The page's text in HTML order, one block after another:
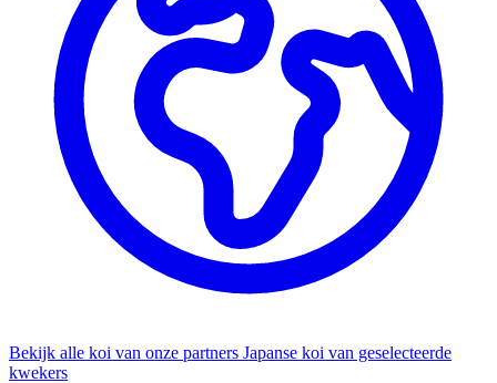
Bekijk alle koi van onze partners Japanse koi van geselecteerde
kwekers